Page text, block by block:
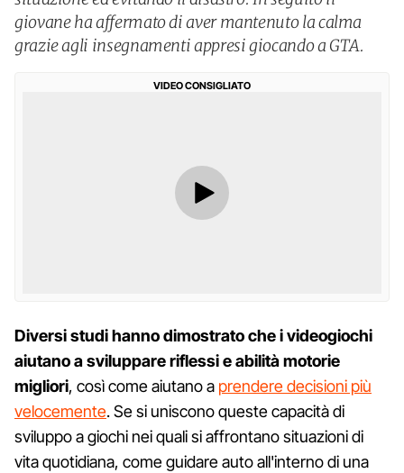
giovane ha affermato di aver mantenuto la calma
grazie agli insegnamenti appresi giocando a GTA.
VIDEO CONSIGLIATO
Diversi studi hanno dimostrato che i videogiochi
aiutano a sviluppare riflessi e abilità motorie
migliori, così come aiutano a prendere decisioni più
velocemente. Se si uniscono queste capacità di
sviluppo a giochi nei quali si affrontano situazioni di
vita quotidiana, come guidare auto all'interno di una